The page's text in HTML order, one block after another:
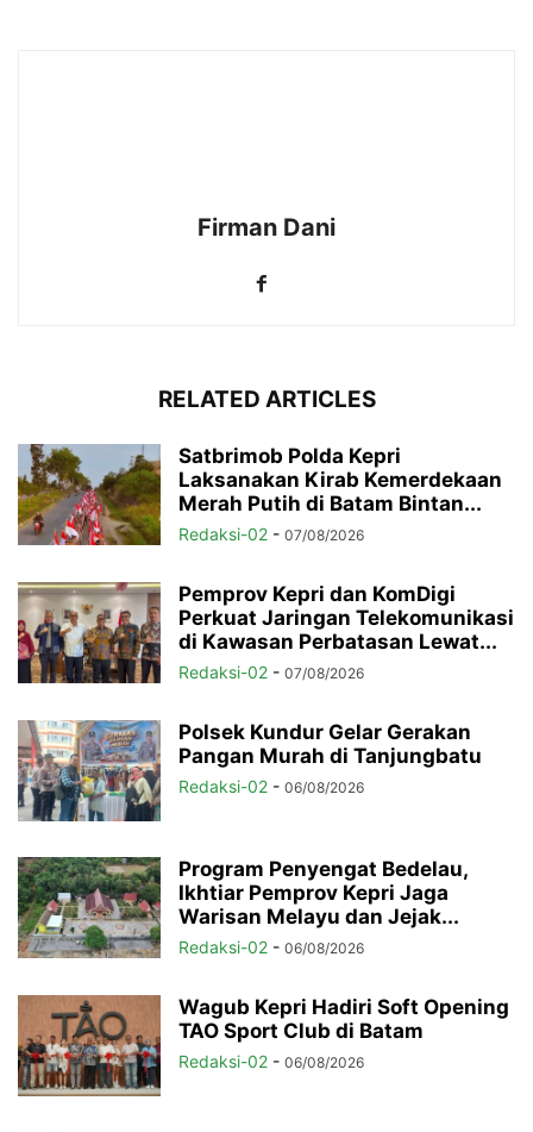
Firman Dani
RELATED ARTICLES
Satbrimob Polda Kepri
Laksanakan Kirab Kemerdekaan
Merah Putih di Batam Bintan...
Redaksi-02 - 07/08/2026
Pemprov Kepri dan KomDigi
Perkuat Jaringan Telekomunikasi
di Kawasan Perbatasan Lewat...
Redaksi-02 - 07/08/2026
Polsek Kundur Gelar Gerakan
Pangan Murah di Tanjungbatu
Redaksi-02 - 06/08/2026
Program Penyengat Bedelau,
Ikhtiar Pemprov Kepri Jaga
Warisan Melayu dan Jejak...
Redaksi-02 - 06/08/2026
Wagub Kepri Hadiri Soft Opening
TAO Sport Club di Batam
Redaksi-02 - 06/08/2026